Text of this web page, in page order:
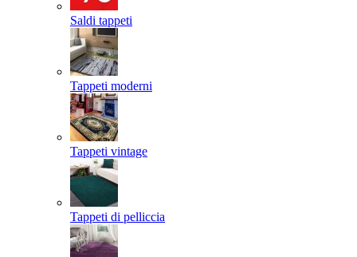
Saldi tappeti
Tappeti moderni
Tappeti vintage
Tappeti di pelliccia